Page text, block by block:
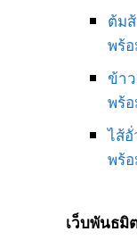
ต้ม
พร้
ข้า
พร้
ไส้
พร้
เว็บพันธมิ